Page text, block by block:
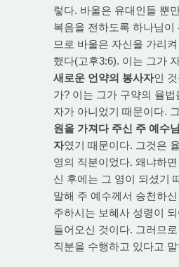
렇다. 바울은 유대인들 뿐
복음을 전하도록 하나님이
므로 바울은 자신을 가리켜
했다(고후3:6). 이는 그가
새로운 언약의 봉사자인
가? 이는 그가 구약의 율
자가 아니었기 때문이다.
원을 가져다 주신 주 예수
자였기 때문이다. 그것은
영의 직분이었다. 왜냐하
신 후에는 그 영이 되셨기
말해 주 예수께서 승천하
주하시는 보혜사 성령이
들어오신 것이다. 그러므
직분을 수행하고 있다고